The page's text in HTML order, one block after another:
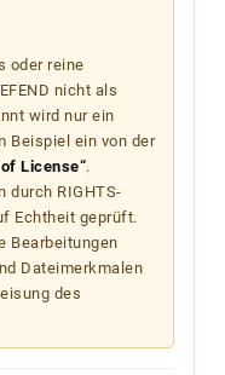
oder reine
nicht als
wird nur ein
Beispiel ein von der
License“.
durch RIGHTS-
Echtheit geprüft.
Bearbeitungen
Dateimerkmalen
des